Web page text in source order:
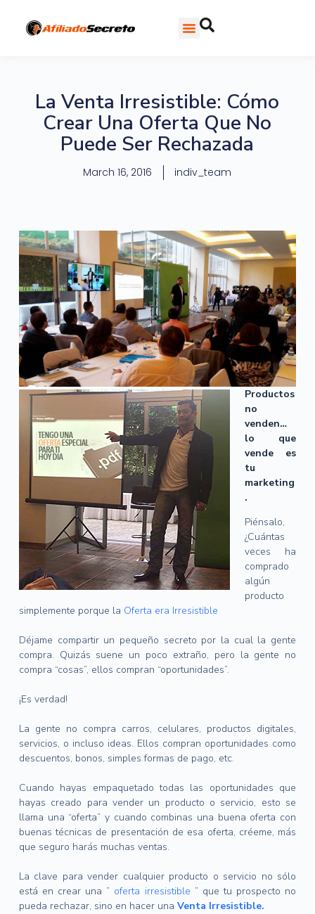
La Venta Irresistible: Cómo
Crear Una Oferta Que No
Puede Ser Rechazada
March 16, 2016 indiv_team
Productos
no
venden…
lo que
vende es
tu
marketing
.
Piénsalo,
¿Cuántas
veces ha
comprado
algún
producto
simplemente porque la Oferta era Irresistible
Déjame compartir un pequeño secreto por la cual la gente
compra. Quizás suene un poco extraño, pero la gente no
compra “cosas”, ellos compran “oportunidades”.
¡Es verdad!
La gente no compra carros, celulares, productos digitales,
servicios, o incluso ideas. Ellos compran oportunidades como
descuentos, bonos, simples formas de pago, etc.
Cuando hayas empaquetado todas las oportunidades que
hayas creado para vender un producto o servicio, esto se
llama una “oferta” y cuando combinas una buena oferta con
buenas técnicas de presentación de esa oferta, créeme, más
que seguro harás muchas ventas.
La clave para vender cualquier producto o servicio no sólo
está en crear una ” oferta irresistible ” que tu prospecto no
pueda rechazar, sino en hacer una Venta Irresistible.